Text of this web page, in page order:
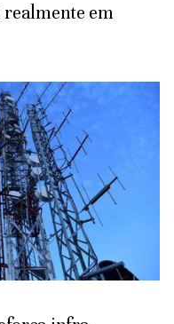
realmente em